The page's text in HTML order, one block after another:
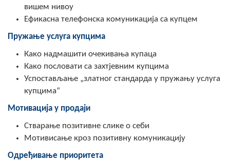
вишем нивоу
Ефикасна телефонска комуникација са купцем
Пружање услуга купцима
Како надмашити очекивања купаца
Како пословати са захтјевним купцима
Успостављање „златног стандарда у пружању услуга
купцима“
Мотивација у продаји
Стварање позитивне слике о себи
Мотивисање кроз позитивну комуникацију
Одређивање приоритета